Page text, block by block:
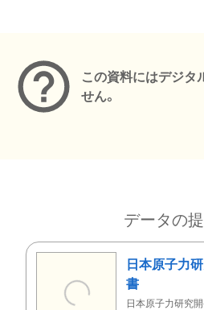
この資料にはデジタ
せん。
データの
日本原子力
書
日本原子力研究